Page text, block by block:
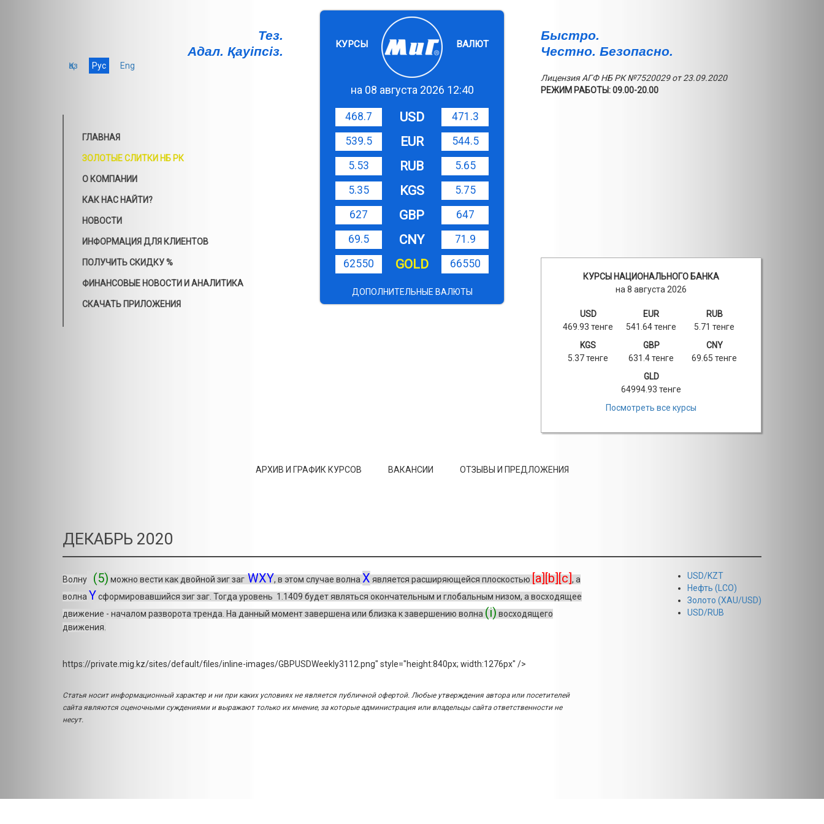
Тез.
Адал. Қауiпсiз.
Быстро.
Честно. Безопасно.
КУРСЫ ВАЛЮТ
на 08 августа 2026 12:40
468.7 USD
471.3
539.5
EUR
544.5
5.53
RUB
5.65
5.35
KGS
5.75
627
GBP
647
69.5
CNY
71.9
62550
GOLD 66550
ДОПОЛНИТЕЛЬНЫЕ ВАЛЮТЫ
Лицензия АГФ НБ РК №7520029 от 23.09.2020
РЕЖИМ РАБОТЫ: 09.00-20.00
КУРСЫ НАЦИОНАЛЬНОГО БАНКА
на 8 августа 2026
USD
469.93 тенге
EUR
541.64 тенге
RUB
5.71 тенге
KGS
5.37 тенге
GBP
631.4 тенге
CNY
69.65 тенге
GLD
64994.93 тенге
Посмотреть все курсы
Қаз Рус Eng
ГЛАВНАЯ
ЗОЛОТЫЕ СЛИТКИ НБ РК
О КОМПАНИИ
КАК НАС НАЙТИ?
НОВОСТИ
ИНФОРМАЦИЯ ДЛЯ КЛИЕНТОВ
ПОЛУЧИТЬ СКИДКУ %
ФИНАНСОВЫЕ НОВОСТИ И АНАЛИТИКА
СКАЧАТЬ ПРИЛОЖЕНИЯ
АРХИВ И ГРАФИК КУРСОВ ВАКАНСИИ ОТЗЫВЫ И ПРЕДЛОЖЕНИЯ
ДЕКАБРЬ 2020
Волну (5) можно вести как двойной зиг загWXY, в этом случае волна X является расширяющейся плоскостью [a][b][c], а
волна Yсформировавшийся зиг заг. Тогда уровень 1.1409 будет являться окончательным и глобальным низом, а восходящее
движение - началом разворота тренда. На данный момент завершена или близка к завершению волна (i)восходящего
движения.
https://private.mig.kz/sites/default/files/inline-images/GBPUSDWeekly3112.png" style="height:840px; width:1276px" />
Статья носит информационный характер и ни при каких условиях не является публичной офертой. Любые утверждения автора или посетителей
сайта являются оценочными суждениями и выражают только их мнение, за которые администрация или владельцы сайта ответственности не
несут.
USD/KZT
Нефть (LCO)
Золото (XAU/USD)
USD/RUB